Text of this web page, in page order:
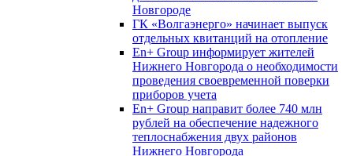
Новгороде
ГК «Волгаэнерго» начинает выпуск
отдельных квитанций на отопление
En+ Group информирует жителей
Нижнего Новгорода о необходимости
проведения своевременной поверки
приборов учета
En+ Group направит более 740 млн
рублей на обеспечение надежного
теплоснабжения двух районов
Нижнего Новгорода